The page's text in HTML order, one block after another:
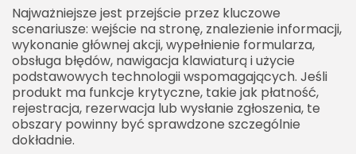
2026 Akademia Internetu Wszelkie prawa
zastrzeżone. Treści umieszczone na stronie
chronione są prawem autorskim.
Najważniejsze jest przejście przez kluczowe
scenariusze: wejście na stronę, znalezienie informacji,
wykonanie głównej akcji, wypełnienie formularza,
obsługa błędów, nawigacja klawiaturą i użycie
podstawowych technologii wspomagających. Jeśli
produkt ma funkcje krytyczne, takie jak płatność,
rejestracja, rezerwacja lub wysłanie zgłoszenia, te
obszary powinny być sprawdzone szczególnie
dokładnie.